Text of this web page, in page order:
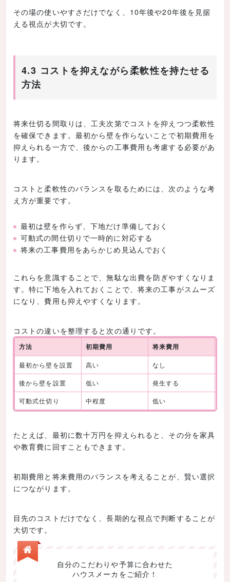
その場の使いやすさだけでなく、10年後や20年後を見据
える視点が大切です。
4.3 コストを抑えながら柔軟性を持たせる
方法
将来仕切る間取りは、工夫次第でコストを抑えつつ柔軟性
を確保できます。最初から壁を作らないことで初期費用を
抑えられる一方で、後からの工事費用も考慮する必要があ
ります。
コストと柔軟性のバランスを取るためには、次のような考
え方が重要です。
最初は壁を作らず、下地だけ準備しておく
可動式の間仕切りで一時的に対応する
将来の工事費用をあらかじめ見込んでおく
これらを意識することで、無駄な出費を防ぎやすくなりま
す。特に下地を入れておくことで、将来の工事がスムーズ
になり、費用も抑えやすくなります。
コストの違いを整理すると次の通りです。
方法 初期費用 将来費用
最初から壁を設置 高い なし
後から壁を設置 低い 発生する
可動式仕切り 中程度 低い
たとえば、最初に数十万円を抑えられると、その分を家具
や教育費に回すこともできます。
初期費用と将来費用のバランスを考えることが、賢い選択
につながります。
目先のコストだけでなく、長期的な視点で判断することが
大切です。
自分のこだわりや予算に合わせた
ハウスメーカをご紹介！